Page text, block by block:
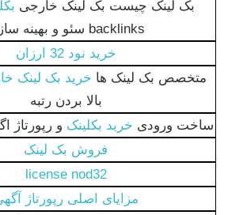
بک لینک چیست بک لینک خارجی
backlinks سئو و بهینه سازی
خرید نود 32 ارزان
متخصص بک لینک ها خرید بک لینک
بالا بردن رتبه
ساخت ورودی خرید بکلینک و رپورتاژ
فروش بک لینک
license nod32
مزایای اصلی رپورتاژ